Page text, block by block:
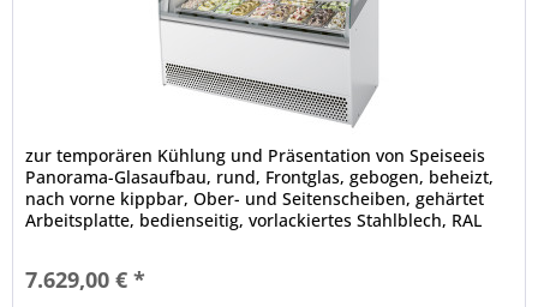
zur temporären Kühlung und Präsentation von Speiseeis
Panorama-Glasaufbau, rund, Frontglas, gebogen, beheizt,
nach vorne kippbar, Ober- und Seitenscheiben, gehärtet
Arbeitsplatte, bedienseitig, vorlackiertes Stahlblech, RAL
Temperaturregelung automatische Abtauung (Heißgas),...
7.629,00 € *